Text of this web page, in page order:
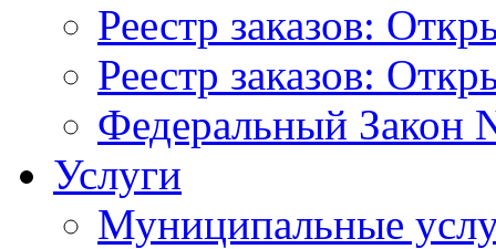
Реестр заказов:
Реестр заказов:
Федеральный Закон
Услуги
Муниципальные